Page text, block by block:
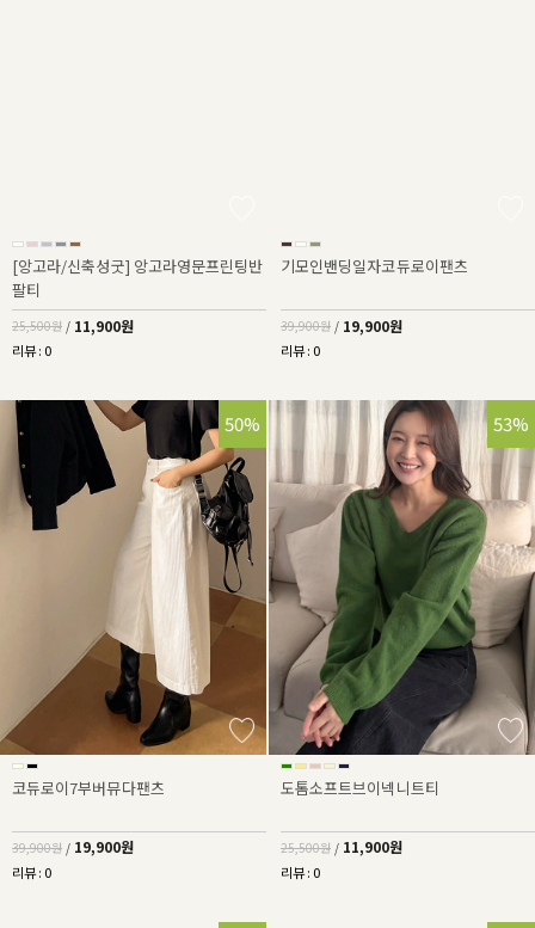
[앙고라/신축성굿] 앙고라영문프린팅반
팔티
25,500원 / 11,900원
리뷰 : 0
기모인밴딩일자코듀로이팬츠
39,900원 / 19,900원
리뷰 : 0
50%
코듀로이7부버뮤다팬츠
39,900원 / 19,900원
리뷰 : 0
53%
도톰소프트브이넥니트티
25,500원 / 11,900원
리뷰 : 0